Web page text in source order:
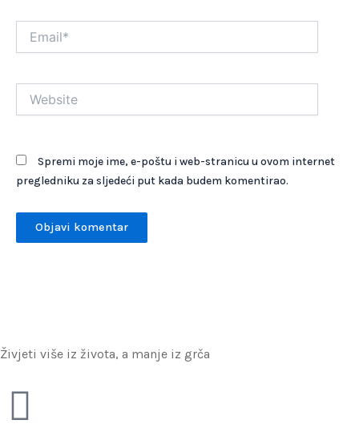
Spremi moje ime, e-poštu i web-stranicu u ovom internet
pregledniku za sljedeći put kada budem komentirao.
Živjeti više iz života, a manje iz grča